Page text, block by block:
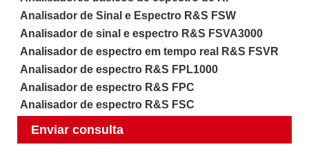
Analisador de Sinal e Espectro R&S FSW
Analisador de sinal e espectro R&S FSVA3000
Analisador de espectro em tempo real R&S FSVR
Analisador de espectro R&S FPL1000
Analisador de espectro R&S FPC
Analisador de espectro R&S FSC
Enviar consulta